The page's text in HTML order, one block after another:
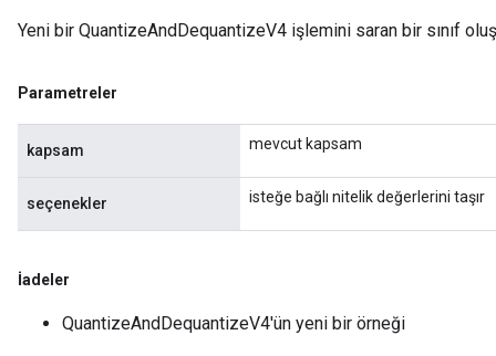
Yeni bir QuantizeAndDequantizeV4 işlemini saran bir sınıf
Parametreler
kapsam mevcut kapsam
seçenekler isteğe bağlı nitelik değerlerini taşır
İadeler
QuantizeAndDequantizeV4'ün yeni bir örneği